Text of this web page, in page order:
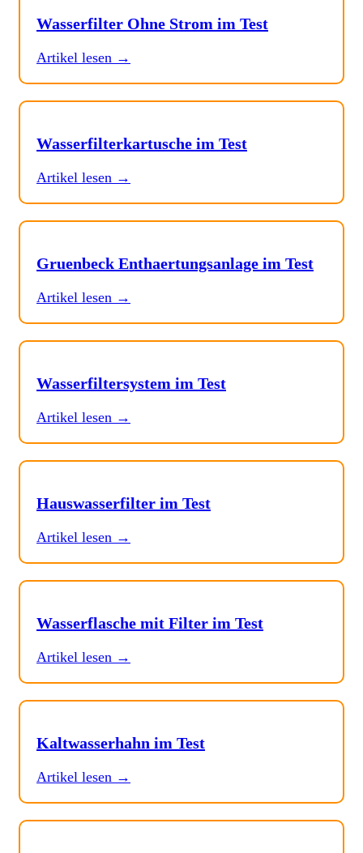
Wasserfilter Ohne Strom im Test
Artikel lesen →
Wasserfilterkartusche im Test
Artikel lesen →
Gruenbeck Enthaertungsanlage im Test
Artikel lesen →
Wasserfiltersystem im Test
Artikel lesen →
Hauswasserfilter im Test
Artikel lesen →
Wasserflasche mit Filter im Test
Artikel lesen →
Kaltwasserhahn im Test
Artikel lesen →